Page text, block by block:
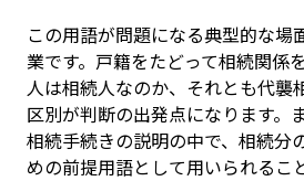
この用語が問題になる典型的な場
業です。戸籍をたどって相続関係
人は相続人なのか、それとも代襲
区別が判断の出発点になります。
相続手続きの説明の中で、相続分
めの前提用語として用いられるこ